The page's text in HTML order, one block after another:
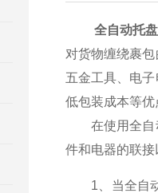
全自动托
对货物缠绕裹
五金工具、电
低包装成本等优
在使用全自动
件和电器的联
1、当全自动